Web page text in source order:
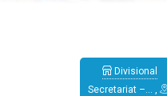
Divisional
Secretariat –… ,